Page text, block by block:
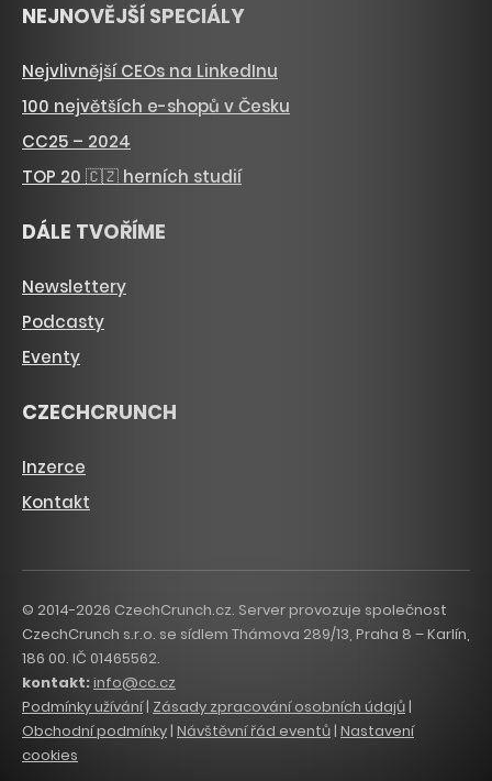
NEJNOVĚJŠÍ SPECIÁLY
Nejvlivnější CEOs na LinkedInu
100 největších e-shopů v Česku
CC25 – 2024
TOP 20 🇨🇿 herních studií
DÁLE TVOŘÍME
Newslettery
Podcasty
Eventy
CZECHCRUNCH
Inzerce
Kontakt
© 2014-2026 CzechCrunch.cz. Server provozuje společnost
CzechCrunch s.r.o. se sídlem Thámova 289/13, Praha 8 – Karlín,
186 00. IČ 01465562.
kontakt:info@cc.cz
Podmínky užívání| Zásady zpracování osobních údajů|
Obchodní podmínky| Návštěvní řád eventů | Nastavení
cookies